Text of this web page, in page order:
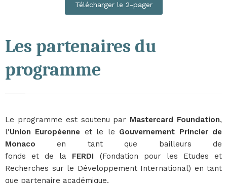
Télécharger le 2-pager
Les partenaires du
programme
Le programme est soutenu par Mastercard Foundation,
l'Union Européenne et le le Gouvernement Princier de
Monacoen tant que bailleurs de
fonds et de la FERDI (Fondation pour les Etudes et
Recherches sur le Développement International) en tant
que partenaire académique.